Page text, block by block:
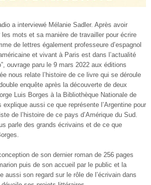
a interviewé Mélanie Sadler. Après avoir
mots et sa manière de travailler pour écrire
de lettres également professeure d’espagnol
et vivant à Paris est dans l’actualité
ouvrage paru le 9 mars 2022 aux éditions
nous relate l’histoire de ce livre qui se déroule
enquête après la découverte de deux
Luis Borges à la Bibliothèque Nationale de
explique aussi ce que représente l’Argentine pour
de l’histoire de ce pays d’Amérique du Sud.
parle des grands écrivains et de ce que
de son dernier roman de 256 pages
puis de son accueil par le public et la
aussi son regard sur le rôle de l’écrivain dans